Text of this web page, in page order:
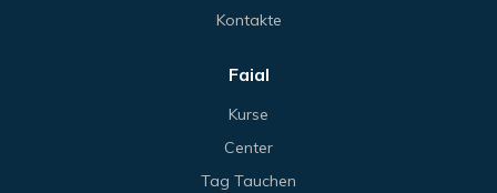
Kontakte
Faial
Kurse
Center
Tag Tauchen